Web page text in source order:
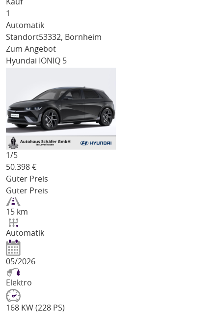
Kauf
1
Automatik
Standort53332, Bornheim
Zum Angebot
Hyundai IONIQ 5
1/5
50.398 €
Guter Preis
Guter Preis
15 km
Automatik
05/2026
Elektro
168 KW (228 PS)